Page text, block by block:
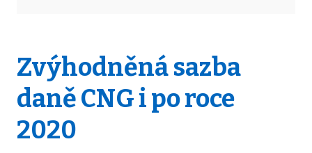
Zvýhodněná sazba
daně CNG i po roce
2020